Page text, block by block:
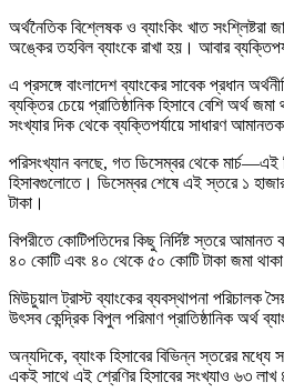
অর্থনৈতিক বিশ্লেষক ও ব্যাংকিং খাত সংশ্লিষ্টরা
অঙ্কের তহবিল ব্যাংকে রাখা হয়। আবার
এ প্রসঙ্গে বাংলাদেশ ব্যাংকের সাবেক প্রধান
ব্যক্তির চেয়ে প্রাতিষ্ঠানিক হিসাবে বেশি অর্থ
সংখ্যার দিক থেকে ব্যক্তিপর্যায়ে সাধারণ
পরিসংখ্যান বলছে, গত ডিসেম্বর থেকে মার্চ—এই
হিসাবগুলোতে। ডিসেম্বর শেষে এই স্তরে ১
টাকা।
বিপরীতে কোটিপতিদের কিছু নির্দিষ্ট স্তরে
৪০ কোটি এবং ৪০ থেকে ৫০ কোটি টাকা জমা
মিউচুয়াল ট্রাস্ট ব্যাংকের ব্যবস্থাপনা পরিচালক
উৎসব কেন্দ্রিক বিপুল পরিমাণ প্রাতিষ্ঠানিক
অন্যদিকে, ব্যাংক হিসাবের বিভিন্ন স্তরের
একই সাথে এই শ্রেণির হিসাবের সংখ্যাও ৬৩